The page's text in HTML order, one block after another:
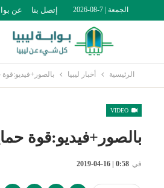
الجمعة | 7-08-2026 إتصل بنا عن
الرئيسية أخبار ليبيا
بالصور+فيديو:قوة
في 0:58 | 16-04-2019